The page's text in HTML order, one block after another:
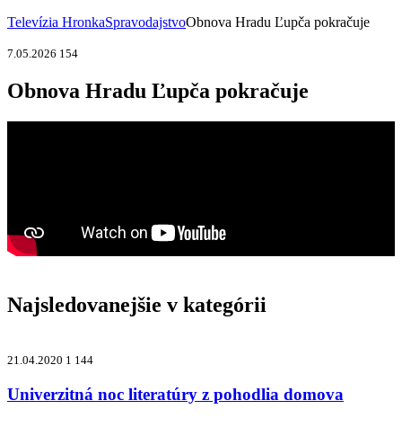
Televízia HronkaSpravodajstvoObnova Hradu Ľupča pokračuje
7.05.2026 154
Obnova Hradu Ľupča pokračuje
Najsledovanejšie v kategórii
21.04.2020 1 144
Univerzitná noc literatúry z pohodlia domova